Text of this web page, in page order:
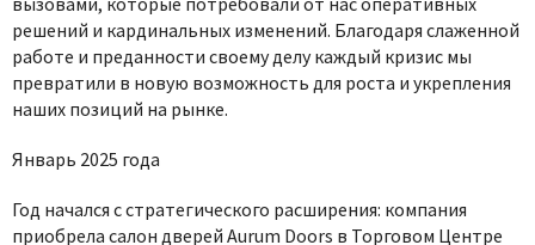
решений и кардинальных изменений. Благодаря слаженной
работе и преданности своему делу каждый кризис мы
превратили в новую возможность для роста и укрепления
наших позиций на рынке.
Январь 2025 года
Год начался с стратегического расширения: компания
приобрела салон дверей Aurum Doors в Торговом Центре